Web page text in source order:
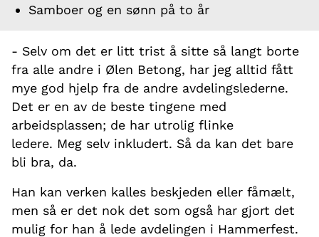
Samboer og en sønn på to år
- Selv om det er litt trist å sitte så langt borte
fra alle andre i Ølen Betong, har jeg alltid fått
mye god hjelp fra de andre avdelingslederne.
Det er en av de beste tingene med
arbeidsplassen; de har utrolig flinke
ledere. Meg selv inkludert. Så da kan det bare
bli bra, da.
Han kan verken kalles beskjeden eller fåmælt,
men så er det nok det som også har gjort det
mulig for han å lede avdelingen i Hammerfest.